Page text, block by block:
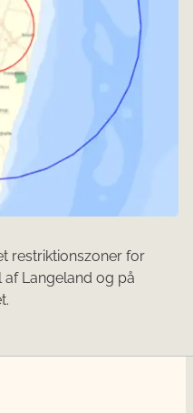
restriktionszoner for
Langeland og på